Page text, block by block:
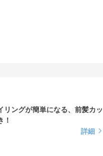
リングが簡単になる、前髪カッ
！
詳細